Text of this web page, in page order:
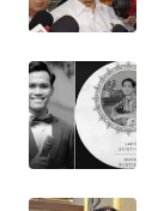
WAHANA
DESA
WISATA
LAPAK
WAHANA